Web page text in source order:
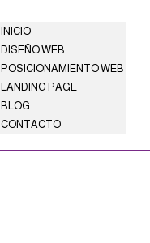
INICIO
DISEÑO WEB
POSICIONAMIENTO WEB
LANDING PAGE
BLOG
CONTACTO